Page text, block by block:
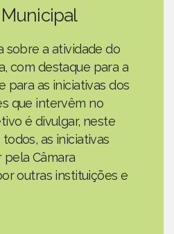
sobre a atividade do
com destaque para a
para as iniciativas dos
que intervêm no
é divulgar, neste
as iniciativas
Câmara
outras instituições e